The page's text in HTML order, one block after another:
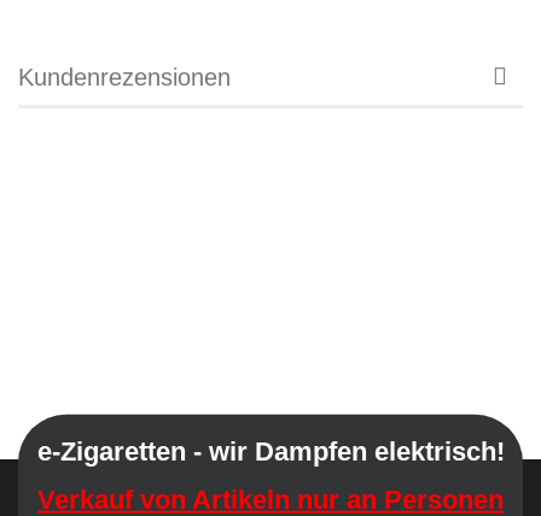
Kundenrezensionen
e-Zigaretten - wir Dampfen elektrisch!
Verkauf von Artikeln nur an Personen